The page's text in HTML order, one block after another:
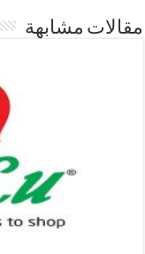
مقالات مشابهة